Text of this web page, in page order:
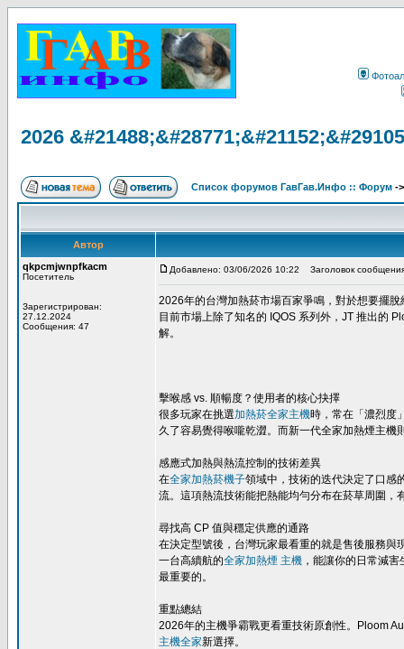
2026
Список форумов ГавГав.Инфо :: Форум -
Автор
qkpcmjwnpfkacm
Посетитель
Зарегистрирован:
27.12.2024
Сообщения: 47
Добавлено: 03/06/2026 10:22 Заголовок
2026年的台灣加熱菸市場百家爭鳴，對於想要擺
目前市場上除了知名的 IQOS 系列外，JT 推出的
解。
擊喉感 vs. 順暢度？使用者的核心抉擇
很多玩家在挑選加熱菸全家主機時，常在「濃烈度
久了容易覺得喉嚨乾澀。而新一代全家加熱煙主
感應式加熱與熱流控制的技術差異
在全家加熱菸機子領域中，技術的迭代決定了口感
流。這項熱流技術能把熱能均勻分布在菸草周圍
尋找高 CP 值與穩定供應的通路
在決定型號後，台灣玩家最看重的就是售後服務
一台高續航的全家加熱煙 主機 ，能讓你的日常減
最重要的。
重點總結
2026年的主機爭霸戰更看重技術原創性。Ploom
主機全家新選擇。